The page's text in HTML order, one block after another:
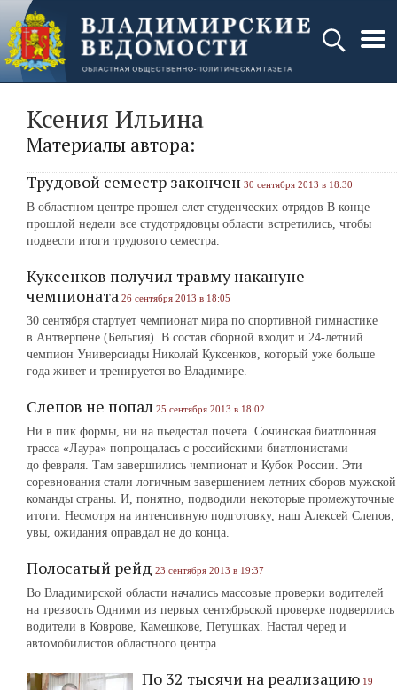
Ксения Ильина
Материалы автора:
Трудовой семестр закончен 30 сентября 2013 в 18:30
В областном центре прошел слет студенческих отрядов В конце
прошлой недели все студотрядовцы области встретились, чтобы
подвести итоги трудового семестра.
Куксенков получил травму накануне
чемпионата 26 сентября 2013 в 18:05
30 сентября стартует чемпионат мира по спортивной гимнастике
в Антверпене (Бельгия). В состав сборной входит и 24-летний
чемпион Универсиады Николай Куксенков, который уже больше
года живет и тренируется во Владимире.
Слепов не попал 25 сентября 2013 в 18:02
Ни в пик формы, ни на пьедестал почета. Сочинская биатлонная
трасса «Лаура» попрощалась с российскими биатлонистами
до февраля. Там завершились чемпионат и Кубок России. Эти
соревнования стали логичным завершением летних сборов мужской
команды страны. И, понятно, подводили некоторые промежуточные
итоги. Несмотря на интенсивную подготовку, наш Алексей Слепов,
увы, ожидания оправдал не до конца.
Полосатый рейд 23 сентября 2013 в 19:37
Во Владимирской области начались массовые проверки водителей
на трезвость Одними из первых сентябрьской проверке подверглись
водители в Коврове, Камешкове, Петушках. Настал черед и
автомобилистов областного центра.
По 32 тысячи на реализацию 19